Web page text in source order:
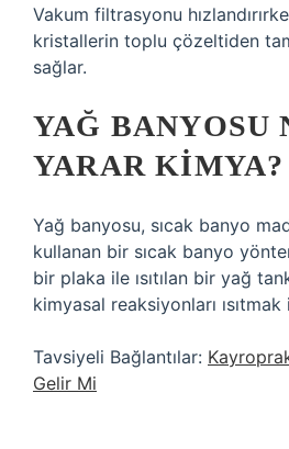
Vakum filtrasyonu
kristallerin toplu çözeltiden
sağlar.
YAĞ BANYOSU
YARAR KIMYA?
Yağ banyosu, sıcak banyo
kullanan bir sıcak banyo
bir plaka ile ısıtılan bir yağ
kimyasal reaksiyonları ısıtmak
Tavsiyeli Bağlantılar:
Gelir Mi